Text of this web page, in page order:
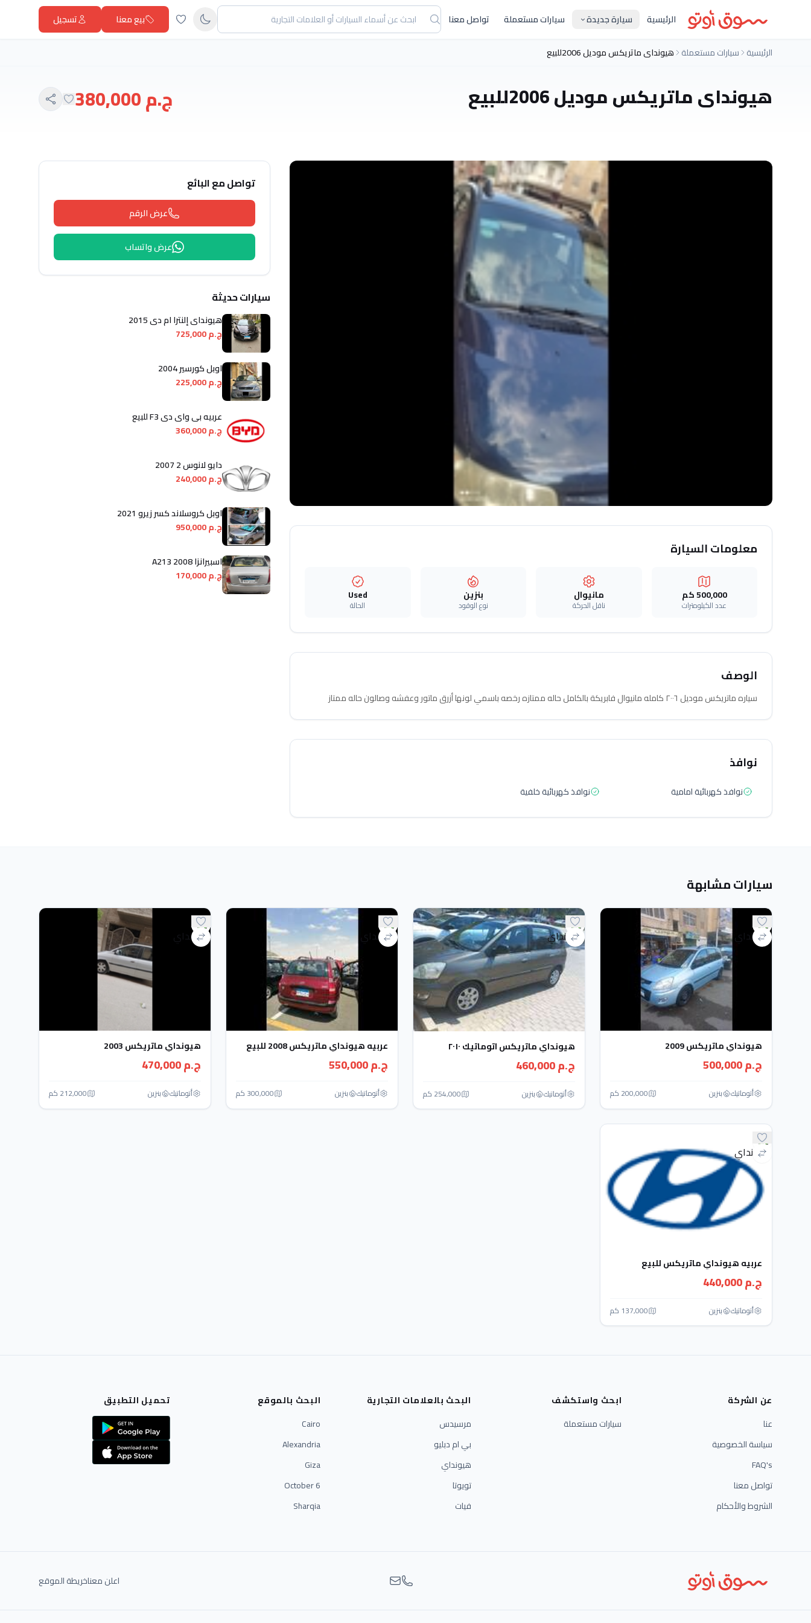
الرئيسية سيارة جديدة سيارات مستعملة تواصل معنا بيع معنا تسجيل
الرئيسية سيارات مستعملة هيونداى ماتريكس موديل 2006للبيع
هيونداى ماتريكس موديل 2006للبيع ج.م 380,000
معلومات السيارة
500,000 كم
عدد الكيلومترات
مانيوال
ناقل الحركة
بنزين
نوع الوقود
Used
الحالة
الوصف
سياره ماتريكس موديل ٢٠٠٦ كامله مانيوال فابريكة بالكامل حاله ممتازه رخصه باسمي لونها أزرق ماتور وعفشه وصالون حاله ممتاز
نوافذ
نوافذ كهربائية امامية نوافذ كهربائية خلفية
تواصل مع البائع
عرض الرقم
عرض واتساب
سيارات حديثة
هيونداي إلنترا ام دى 2015
ج.م 725,000
اوبل كورسير 2004
ج.م 225,000
عربيه بى واى دى F3 للبيع
ج.م 360,000
دايو لانوس 2 2007
ج.م 240,000
اوبل كروسلاند كسر زيرو 2021
ج.م 950,000
اسبيرانزا A213 2008
ج.م 170,000
سيارات مشابهة
هيونداي ماتريكس 2009
ج.م 500,000
أتوماتيك‎ بنزين 200,000 كم
هيونداي ماتريكس اتوماتيك ٢٠١٠
ج.م 460,000
أتوماتيك‎ بنزين 254,000 كم
عربيه هيونداي ماتريكس 2008 للبيع
ج.م 550,000
أتوماتيك‎ بنزين 300,000 كم
هيونداي ماتريكس 2003
ج.م 470,000
أتوماتيك‎ بنزين 212,000 كم
عربيه هيونداي ماتريكس للبيع
ج.م 440,000
أتوماتيك‎ بنزين 137,000 كم
عن الشركة
عنا
سياسة الخصوصية
FAQ's
تواصل معنا
الشروط والأحكام
ابحث واستكشف
سيارات مستعملة
البحث بالعلامات التجارية
مرسيدس
بي ام دبليو
هيونداي
تويوتا
فيات
البحث بالموقع
Cairo
Alexandria
Giza
6 October
Sharqia
تحميل التطبيق
اعلن معناخريطة الموقع